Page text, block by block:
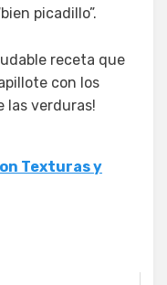
picadillo”.
receta que
con los
las verduras!
Texturas y